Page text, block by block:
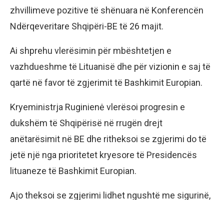
zhvillimeve pozitive të shënuara në Konferencën
Ndërqeveritare Shqipëri-BE të 26 majit.
Ai shprehu vlerësimin për mbështetjen e
vazhdueshme të Lituanisë dhe për vizionin e saj të
qartë në favor të zgjerimit të Bashkimit Europian.
Kryeministrja Ruginienė vlerësoi progresin e
dukshëm të Shqipërisë në rrugën drejt
anëtarësimit në BE dhe ritheksoi se zgjerimi do të
jetë një nga prioritetet kryesore të Presidencës
lituaneze të Bashkimit Europian.
Ajo theksoi se zgjerimi lidhet ngushtë me sigurinë,